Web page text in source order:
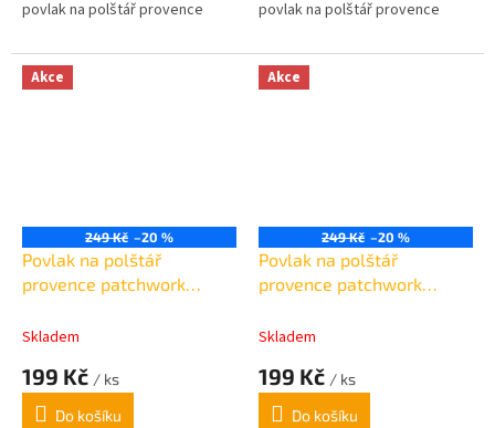
povlak na polštář provence povlak na polštář provence
Akce
249 Kč –20 %
Povlak na polštář
provence patchwork
Skladem
199 Kč / ks
Do košíku
Akce
249 Kč –20 %
Povlak na polštář
provence patchwork
Skladem
199 Kč / ks
Do košíku